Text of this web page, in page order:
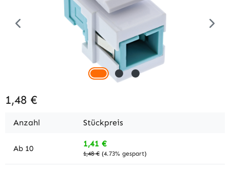
1,48 €
Anzahl Stückpreis
Ab 10 1,41 €
1,48 € (4.73% gespart)